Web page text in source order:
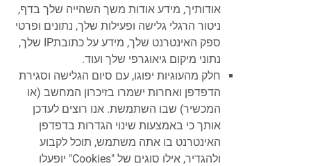
אודותיך, מידע אודות משך השהייה שלך בדף,
ניטור הרגלי גלישה ופעילות שלך, נתונים ופרטי
ספק האינטרנט שלך, מידע על כתובתIP שלך,
נתוני מיקום גיאוגרפי שלך ועוד.
חלק מהעוגיות יפוגו, עם סיום הגלישה וסגירת
הדפדפן ואחרות ישמרו בזיכרון המחשב (או
המכשיר) שבו השתמשת. אנו רוצים לעדכן
אותך כי באמצעות שינוי הגדרות בדפדפן
האינטרנט בו אתה משתמש, תוכל לקבוע
ולהגדיר, אילו סוגים של "Cookies" יופעלו